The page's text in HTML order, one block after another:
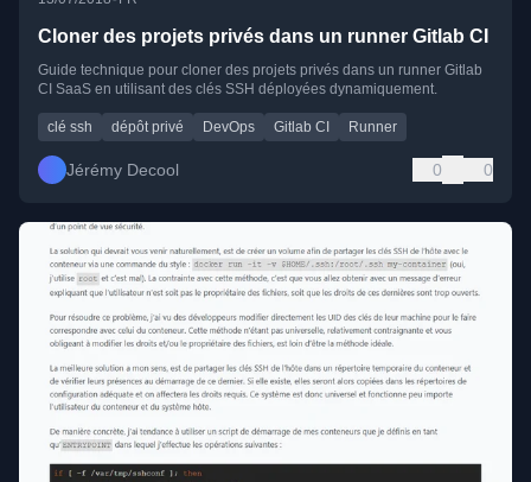
Cloner des projets privés dans un runner Gitlab CI
Guide technique pour cloner des projets privés dans un runner Gitlab
CI SaaS en utilisant des clés SSH déployées dynamiquement.
clé ssh dépôt privé DevOps Gitlab CI Runner
Jérémy Decool 0 0